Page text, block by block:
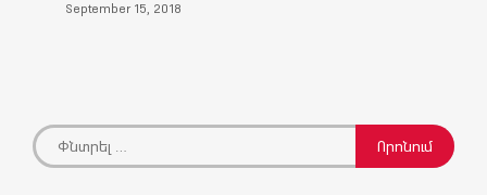
September 15, 2018